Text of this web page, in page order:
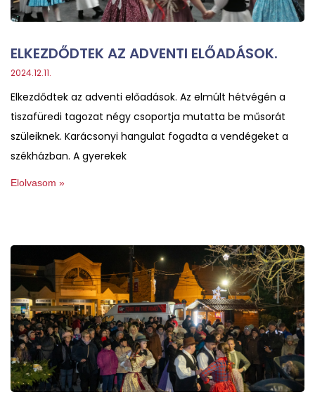
ELKEZDŐDTEK AZ ADVENTI ELŐADÁSOK.
2024.12.11.
Elkezdődtek az adventi előadások. Az elmúlt hétvégén a
tiszafüredi tagozat négy csoportja mutatta be műsorát
szüleiknek. Karácsonyi hangulat fogadta a vendégeket a
székházban. A gyerekek
Elolvasom »